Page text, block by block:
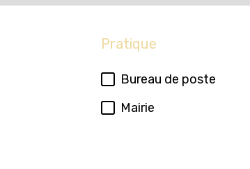
Pratique
Bureau de poste
Mairie